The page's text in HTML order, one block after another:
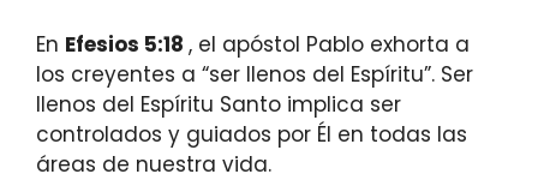
En Efesios 5:18 , el apóstol Pablo exhorta a
los creyentes a “ser llenos del Espíritu”. Ser
llenos del Espíritu Santo implica ser
controlados y guiados por Él en todas las
áreas de nuestra vida.